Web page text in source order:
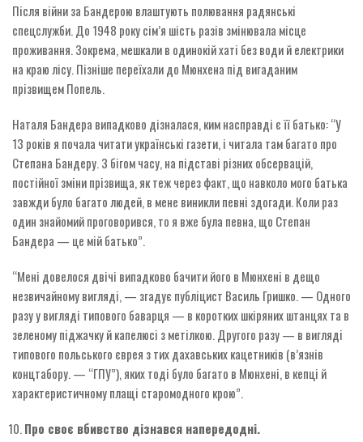
Після війни за Бандерою влаштують полювання радянські
спецслужби. До 1948 року сім’я шість разів змінювала місце
проживання. Зокрема, мешкали в одинокій хаті без води й електрики
на краю лісу. Пізніше переїхали до Мюнхена під вигаданим
прізвищем Попель.
Наталя Бандера випадково дізналася, ким насправді є її батько: “У
13 років я почала читати українські газети, і читала там багато про
Степана Бандеру. З бігом часу, на підставі різних обсервацій,
постійної зміни прізвища, як теж через факт, що навколо мого батька
завжди було багато людей, в мене виникли певні здогади. Коли раз
один знайомий проговорився, то я вже була певна, що Степан
Бандера — це мій батько”.
“Мені довелося двічі випадково бачити його в Мюнхені в дещо
незвичайному вигляді, — згадує публіцист Василь Гришко. — Одного
разу у вигляді типового баварця — в коротких шкіряних штанцях та в
зеленому піджачку й капелюсі з метілкою. Другого разу — в вигляді
типового польського єврея з тих дахавських кацетників (в’язнів
концтабору. — “ГПУ”), яких тоді було багато в Мюнхені, в кепці й
характеристичному плащі старомодного крою”.
Про своє вбивство дізнався напередодні.